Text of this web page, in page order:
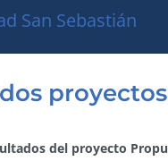
proyectos
del proyecto